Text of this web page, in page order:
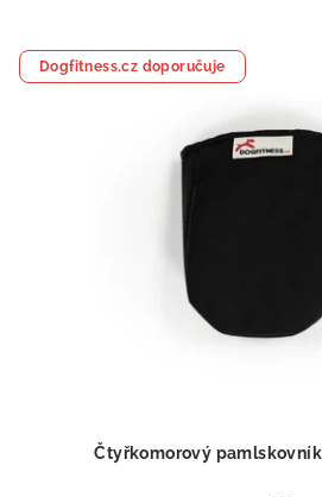
Dogfitness.cz doporučuje
Čtyřkomorový